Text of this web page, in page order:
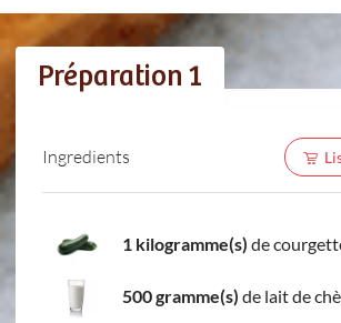
Préparation 1
Ingredients
1 kilogramme(s) de
500 gramme(s) de lait de